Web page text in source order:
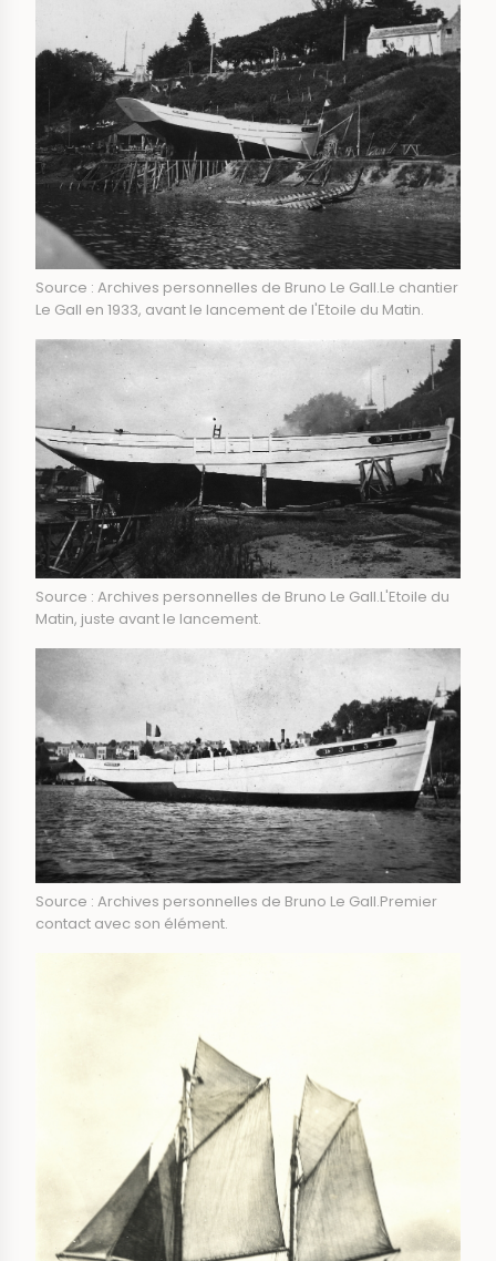
Source : Archives personnelles de Bruno Le Gall.Le chantier
Le Gall en 1933, avant le lancement de l'Etoile du Matin.
Source : Archives personnelles de Bruno Le Gall.L'Etoile du
Matin, juste avant le lancement.
Source : Archives personnelles de Bruno Le Gall.Premier
contact avec son élément.